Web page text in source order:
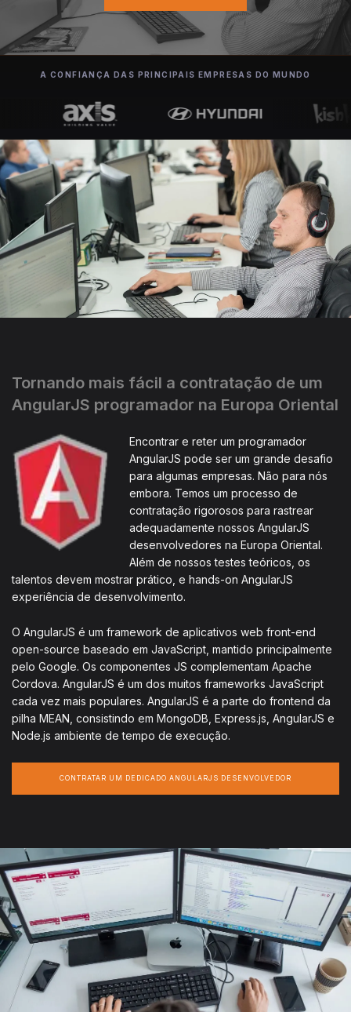
A CONFIANÇA DAS PRINCIPAIS EMPRESAS DO MUNDO
Tornando mais fácil a contratação de um
AngularJS programador na Europa Oriental
Encontrar e reter um programador
AngularJS pode ser um grande desafio
para algumas empresas. Não para nós
embora. Temos um processo de
contratação rigorosos para rastrear
adequadamente nossos AngularJS
desenvolvedores na Europa Oriental.
Além de nossos testes teóricos, os
talentos devem mostrar prático, e hands-on AngularJS
experiência de desenvolvimento.
O AngularJS é um framework de aplicativos web front-end
open-source baseado em JavaScript, mantido principalmente
pelo Google. Os componentes JS complementam Apache
Cordova. AngularJS é um dos muitos frameworks JavaScript
cada vez mais populares. AngularJS é a parte do frontend da
pilha MEAN, consistindo em MongoDB, Express.js, AngularJS e
Node.js ambiente de tempo de execução.
CONTRATAR UM DEDICADO ANGULARJS DESENVOLVEDOR